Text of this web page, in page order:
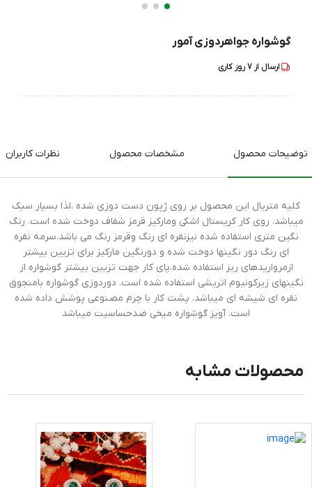
گوشواره جواهردوزی آمور
ارسال از 7روز کاری
توضیحات محصول مشخصات محصول نظرات کاربران
کلیه متریال این محصول بر روی ژپون دست دوزی شده ،لذا بسیار سبک
میباشد. روی کار کریستال اشکی ومارکیز قرمز شفاف دوخت شده است. رنگ
نگین متری استفاده شده نیزنقره ای رنگ وقرمز رنگ می باشد.سرمه نقره
ای رنگ دور نگینها دوخت شده و دورنگین مارکیز برای تزیین بیشتر
ازمرواریدهای ریز استفاده شده.پای کار جهت تزیین بیشتر گوشواره از
نگینهای زیرکونیوم اتریشی استفاده شده است. دوردوزی گوشواره بامنجوق
نقره ای شیشه ای میباشد. پشت کار با چرم مصنوعی پوشش داده شده
است. آویز گوشواره میخی ضدحساسیت میباشد
محصولات مشابه